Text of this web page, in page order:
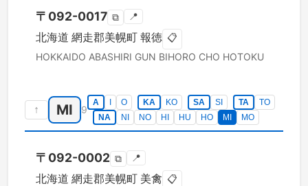
〒 092-0017 ⧉ 📍
北海道 網走郡美幌町 報徳 📋
HOKKAIDO ABASHIRI GUN BIHORO CHO HOTOKU
↑ MI 9
A O KA KO SA SI TA
TO
NA
NI NO HI HU HO MI MO
〒 092-0002 ⧉ 📍
北海道 網走郡美幌町 美禽 📋